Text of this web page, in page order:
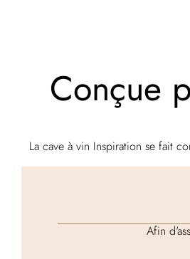
Conçue
La cave à vin Inspiration se fait
Afin